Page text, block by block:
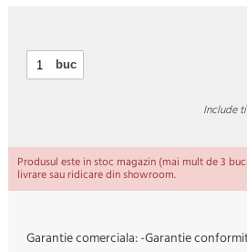
buc
Include
Produsul este in stoc magazin (mai mult de 3
livrare sau ridicare din showroom.
Garantie comerciala:-Garantie